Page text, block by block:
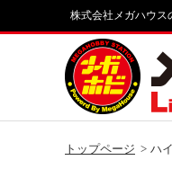
株式会社メガハウス
トップページ ハ